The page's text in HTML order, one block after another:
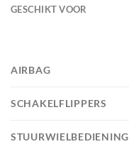
GESCHIKT VOOR
AIRBAG
SCHAKELFLIPPERS
STUURWIELBEDIENING